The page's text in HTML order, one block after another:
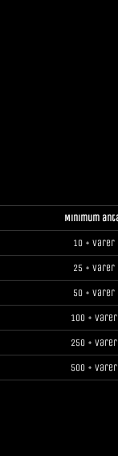
Minimum
10 + varer
25 + varer
50 + varer
100 + varer
250 + varer
500 + varer